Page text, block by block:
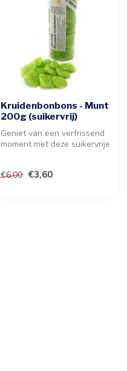
Kruidenbonbons - Munt
200g (suikervrij)
Geniet van een verfrissend
moment met deze suikervrije
€6,00 €3,60